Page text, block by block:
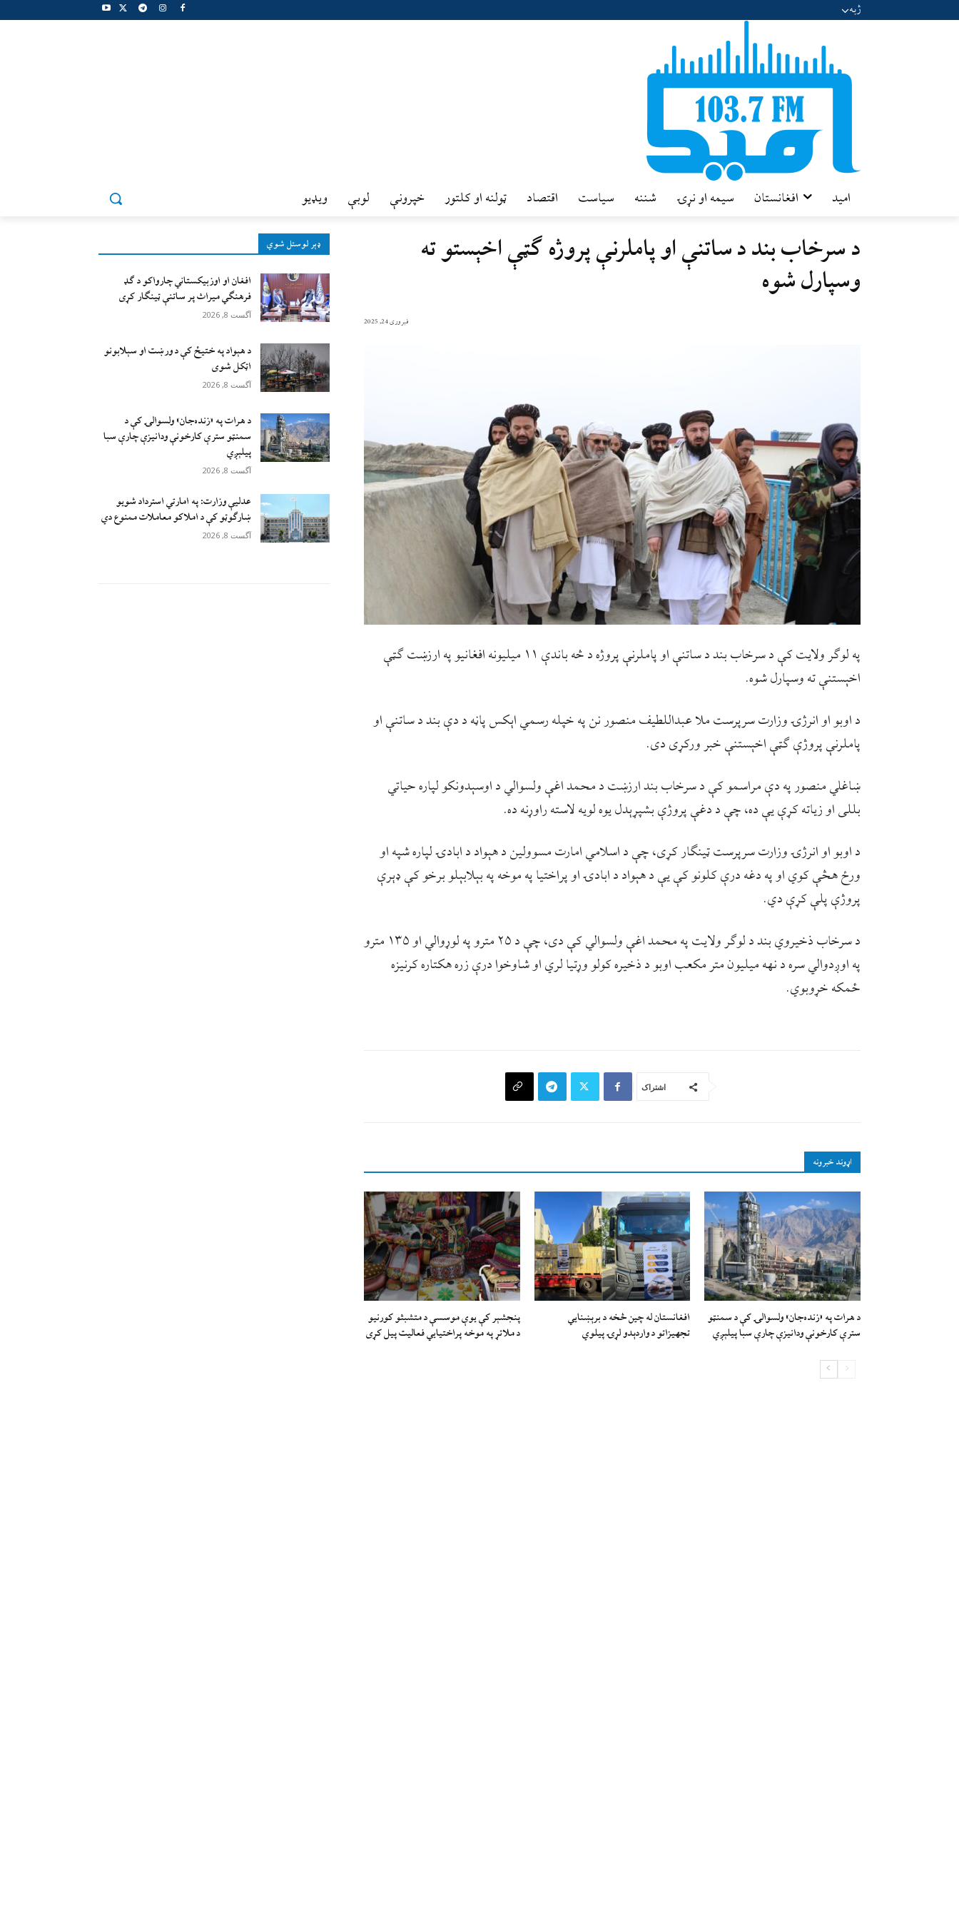
ژبه
امید افغانستان سیمه او نړۍ شننه سیاست اقتصاد ټولنه او کلتور خپرونې لوبې ويډيو
ډېر لوستل شوي
افغان او اوزبیکستاني چارواکو د ګډ
فرهنګي میراث پر ساتنې ټینګار کړی
آگست 8, 2026
د هېواد په ختیځ کې د ورښت او سېلابونو
اټکل شوی
آگست 8, 2026
د هرات په «زنده‌جان» ولسوالۍ کې د
سمنټو سترې کارخونې ودانیزې چارې سبا
پیلېږي
آگست 8, 2026
عدلیې وزارت: په امارتي استرداد شویو
ښارګوټو کې د املاکو معاملات ممنوع دي
آگست 8, 2026
د سرخاب بند د ساتنې او پاملرنې پروژه ګټې اخېستو ته
وسپارل شوه
فبروری 24, 2025
په لوګر ولايت کې د سرخاب بند د ساتنې او پاملرنې پروژه د څه باندې ۱۱ ميليونه افغانيو په ارزښت ګټې
اخېستنې ته وسپارل شوه.
د اوبو او انرژۍ وزارت سرپرست ملا عبداللطيف منصور نن په خپله رسمي اېکس پاڼه د دې بند د ساتنې او
پاملرنې پروژې ګټې اخېستنې خبر ورکړی دی.
ښاغلي منصور په دې مراسمو کې د سرخاب بند ارزښت د محمد اغې ولسوالي د اوسېدونکو لپاره حياتي
بللی او زياته کړې يې ده، چې د دغې پروژې بشپړېدل يوه لويه لاسته راوړنه ده.
د اوبو او انرژۍ وزارت سرپرست ټینګار کړی، چې د اسلامي امارت مسوولین د هېواد د ابادۍ لپاره شپه او
ورځ هڅې کوي او په دغه درې کلونو کې يې د هېواد د ابادۍ او پراختیا په موخه په بېلابېلو برخو کې ډېرې
پروژې پلې کړې دي.
د سرخاب ذخیروي بند د لوګر ولایت په محمد اغې ولسوالي کې دی، چې د ۲۵ مترو په لوړوالي او ۱۳۵ مترو
په اوږدوالي سره د نهه میلیون متر مکعب اوبو د ذخیره کولو وړتیا لري او شاوخوا درې زره هکتاره کرنیزه
ځمکه خړوبوي.
اشتراک
اړوند خبرونه
د هرات په «زنده‌جان» ولسوالۍ کې د سمنټو
سترې کارخونې ودانیزې چارې سبا پیلېږي
افغانستان له چين څخه د برېښنايي
تجهيزاتو د واردېدو لړۍ پيلوي
پنجشېر کې یوې موسسې د متشبثو کورنیو
د ملاتړ په موخه پراختیايي فعالیت پیل کړی